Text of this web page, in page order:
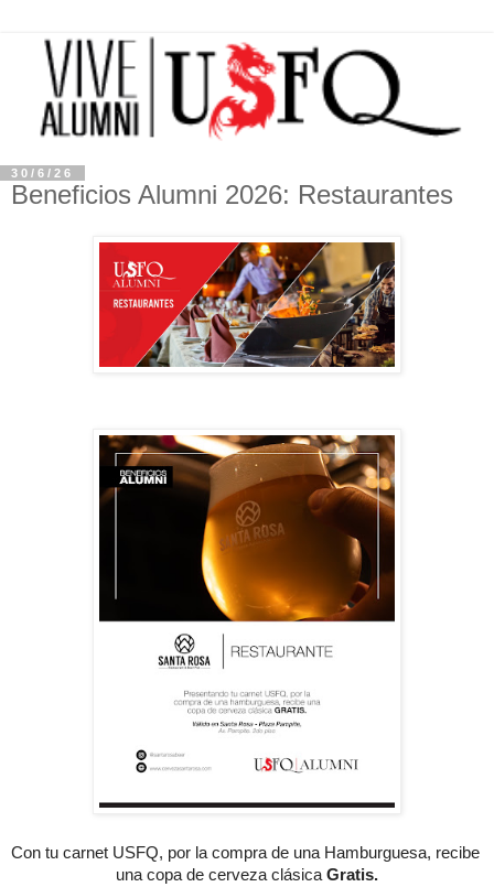
30/6/26
Beneficios Alumni 2026: Restaurantes
Con tu carnet USFQ, por la compra de una Hamburguesa, recibe
una copa de cerveza clásica Gratis.